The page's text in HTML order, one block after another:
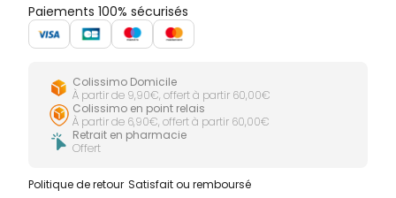
Paiements 100% sécurisés
Colissimo Domicile
À partir de 9,90€, offert à partir 60,00€
Colissimo en point relais
À partir de 6,90€, offert à partir 60,00€
Retrait en pharmacie
Offert
Politique de retour Satisfait ou remboursé